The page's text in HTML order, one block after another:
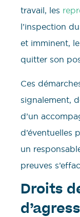
travail, les
l’inspection
et imminent,
quitter son
Ces
signalement,
d’un
d’éventuelles
un
preuves
Droits